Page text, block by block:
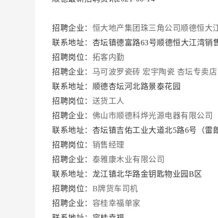
招聘企业： 恒大地产集团珠三角公司顺德恒大
联系地址：杏坛镇德富路63号顺德恒大江湾销
招聘岗位： 拓客内勤
招聘企业： 马可波罗瓷砖 宏宇陶瓷 杏坛专卖店
联系地址：顺德杏坛河北路景泰花园
招聘岗位： 送货工人
招聘企业： 佛山市顺德科烨光源电器有限公司
联系地址：杏坛镇吉佑工业大道北5路6号（雷
招聘岗位： 销售经理
招聘企业： 泰雅康木业有限公司
联系地址：龙江镇北华路金钥匙物业园B区
招聘岗位： B牌货车司机
招聘企业： 容桂幸福单家